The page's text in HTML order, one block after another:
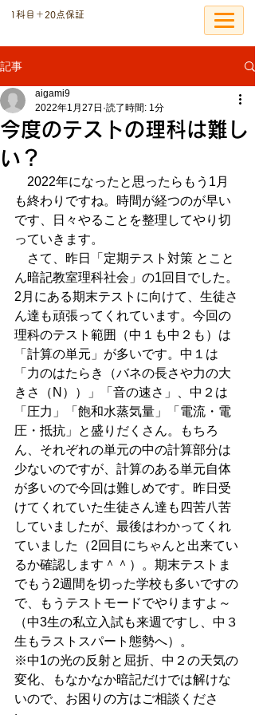
​1科目＋20点保証
記事
今度のテストの理科は難し
い？
aigami9
2022年1月27日 読了時間: 1分
2022年になったと思ったらもう1月
も終わりですね。時間が経つのが早い
です、日々やることを整理してやり切
っていきます。
さて、昨日「定期テスト対策 とこと
ん暗記教室理科社会」の1回目でした。
2月にある期末テストに向けて、生徒さ
ん達も頑張ってくれています。今回の
理科のテスト範囲（中１も中２も）は
「計算の単元」が多いです。中１は
「力のはたらき（バネの長さや力の大
きさ（N））」「音の速さ」、中２は
「圧力」「飽和水蒸気量」「電流・電
圧・抵抗」と盛りだくさん。もちろ
ん、それぞれの単元の中の計算部分は
少ないのですが、計算のある単元自体
が多いので今回は難しめです。昨日受
けてくれていた生徒さん達も四苦八苦
していましたが、最後はわかってくれ
ていました（2回目にちゃんと出来てい
るか確認します＾＾）。期末テストま
でもう2週間を切った学校も多いですの
で、もうテストモードでやりますよ～
（中3生の私立入試も来週ですし、中３
生もラストスパート態勢へ）。
※中1の光の反射と屈折、中２の天気の
変化、もなかなか暗記だけでは解けな
いので、お困りの方はご相談くださ